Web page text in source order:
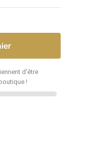
d'être
!